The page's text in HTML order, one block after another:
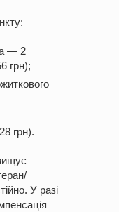
— 2
грн);
грн).
У разі